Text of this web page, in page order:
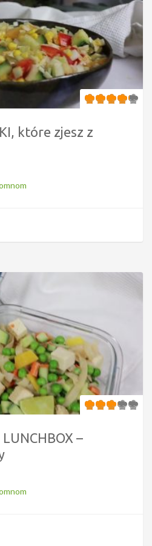
które zjesz z
–